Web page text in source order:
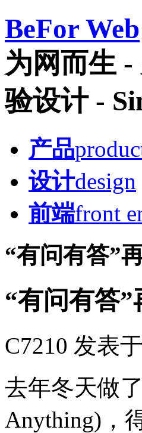
BeFor Web
为网而生
验设计 -
产品
设计design
前端front
“有问有答”
“有问有答
C7210 发表
去年冬天做
Anything)，